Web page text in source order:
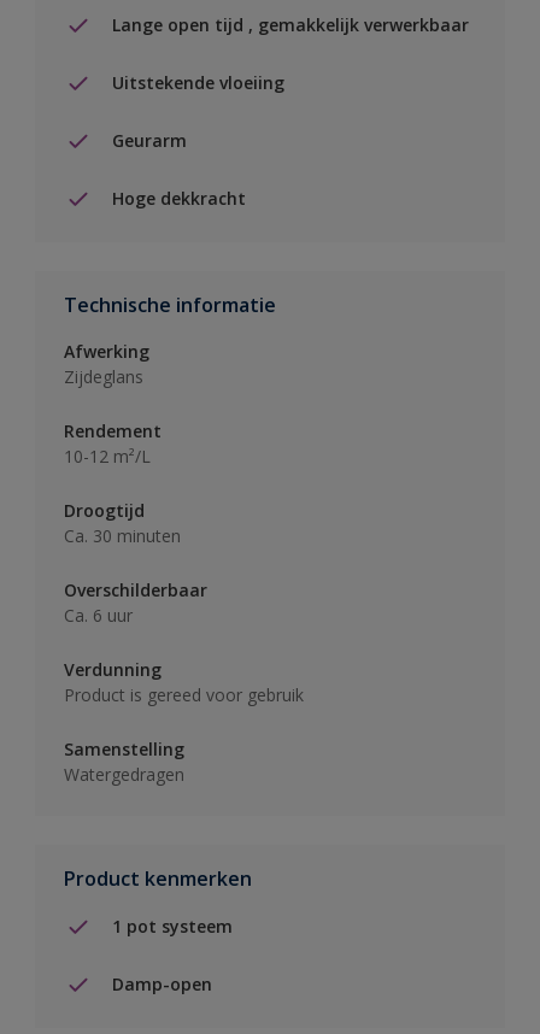
Lange open tijd , gemakkelijk verwerkbaar
Uitstekende vloeiing
Geurarm
Hoge dekkracht
Technische informatie
Afwerking
Zijdeglans
Rendement
10-12 m²/L
Droogtijd
Ca. 30 minuten
Overschilderbaar
Ca. 6 uur
Verdunning
Product is gereed voor gebruik
Samenstelling
Watergedragen
Product kenmerken
1 pot systeem
Damp-open